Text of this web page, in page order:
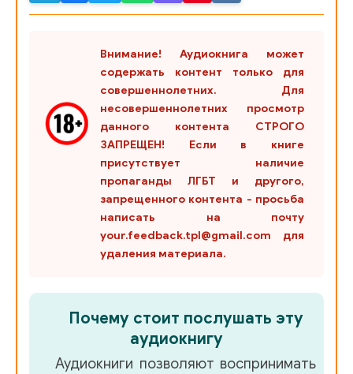
Внимание! Аудиокнига может
содержать контент только для
совершеннолетних. Для
несовершеннолетних просмотр
данного контента СТРОГО
ЗАПРЕЩЕН! Если в книге
присутствует наличие
пропаганды ЛГБТ и другого,
запрещенного контента - просьба
написать на почту
your.feedback.tpl@gmail.com для
удаления материала.
Почему стоит послушать эту
аудиокнигу
Аудиокниги позволяют воспринимать